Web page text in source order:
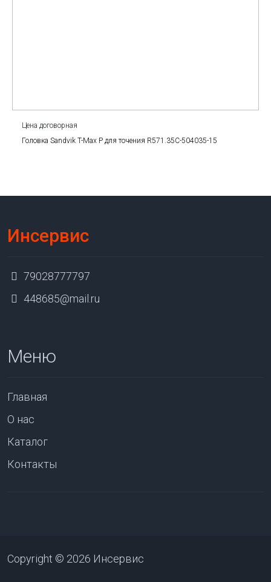
Цена договорная
Головка Sandvik T-Max P для точения R571.35C-504035-15
Инсервис
79028777797
448685@mail.ru
Меню
Главная
О нас
Каталог
Контакты
Copyright © 2026 Инсервис